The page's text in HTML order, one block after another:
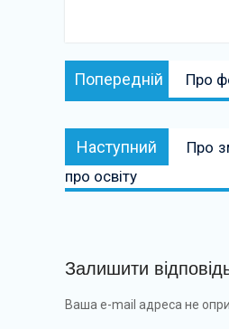
Навігація
записів
Попередній Про
Наступний
Про
про освіту
Залишити
Ваша e-mail адреса не